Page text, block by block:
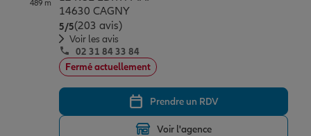
Assurance emprunteur
Prévoyance et dépendance
Assurance animal de compagnie
Protection de la famille
Protection juridique
Épargne & retraite
Plan épargne retraite
Assurance vie
Vos projets
Partir en vacances
Conseil assurance
489 m
14630 CAGNY
5/5Note de 5 sur 5
(203 avis)
Voir les avis
02 31 84 33 84
Fermé actuellement
Prendre un RDV
Voir l'agence